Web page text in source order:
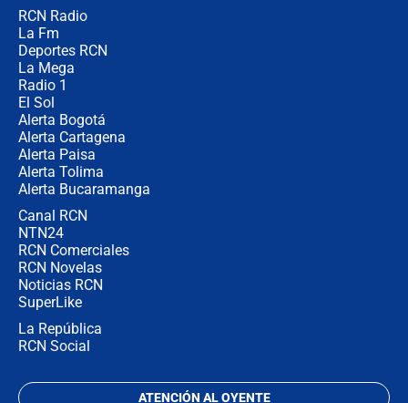
RCN Radio
La Fm
Deportes RCN
La Mega
Radio 1
El Sol
Alerta Bogotá
Alerta Cartagena
Alerta Paisa
Alerta Tolima
Alerta Bucaramanga
Canal RCN
NTN24
RCN Comerciales
RCN Novelas
Noticias RCN
SuperLike
La República
RCN Social
ATENCIÓN AL OYENTE